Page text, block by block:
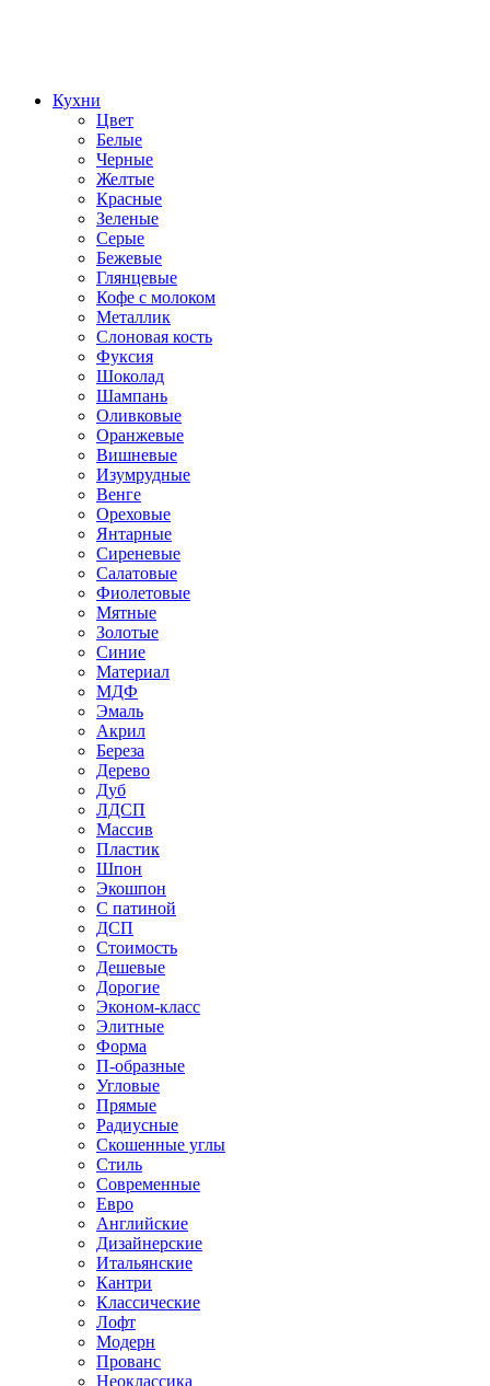
Кухни
Цвет
Белые
Черные
Желтые
Красные
Зеленые
Серые
Бежевые
Глянцевые
Кофе с молоком
Металлик
Слоновая кость
Фуксия
Шоколад
Шампань
Оливковые
Оранжевые
Вишневые
Изумрудные
Венге
Ореховые
Янтарные
Сиреневые
Салатовые
Фиолетовые
Мятные
Золотые
Синие
Материал
МДФ
Эмаль
Акрил
Береза
Дерево
Дуб
ЛДСП
Массив
Пластик
Шпон
Экошпон
С патиной
ДСП
Стоимость
Дешевые
Дорогие
Эконом-класс
Элитные
Форма
П-образные
Угловые
Прямые
Радиусные
Скошенные углы
Стиль
Современные
Евро
Английские
Дизайнерские
Итальянские
Кантри
Классические
Лофт
Модерн
Прованс
Неоклассика